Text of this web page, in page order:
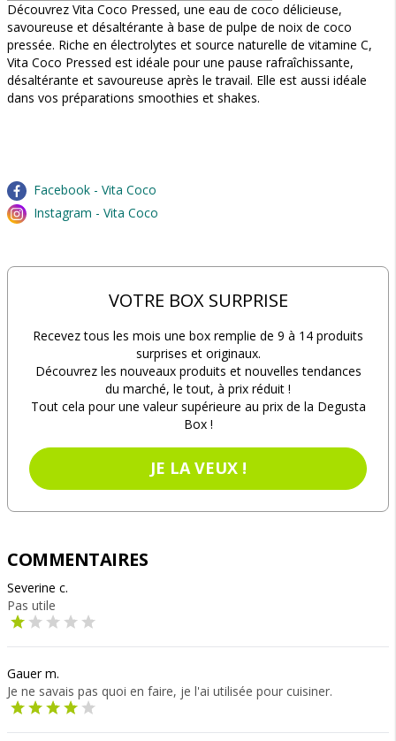
Découvrez Vita Coco Pressed, une eau de coco délicieuse,
savoureuse et désaltérante à base de pulpe de noix de coco
pressée. Riche en électrolytes et source naturelle de vitamine C,
Vita Coco Pressed est idéale pour une pause rafraîchissante,
désaltérante et savoureuse après le travail. Elle est aussi idéale
dans vos préparations smoothies et shakes.
Facebook - Vita Coco
Instagram - Vita Coco
VOTRE BOX SURPRISE
Recevez tous les mois une box remplie de 9 à 14 produits
surprises et originaux.
Découvrez les nouveaux produits et nouvelles tendances
du marché, le tout, à prix réduit !
Tout cela pour une valeur supérieure au prix de la Degusta
Box !
JE LA VEUX !
COMMENTAIRES
Severine c.
Pas utile
Gauer m.
Je ne savais pas quoi en faire, je l'ai utilisée pour cuisiner.